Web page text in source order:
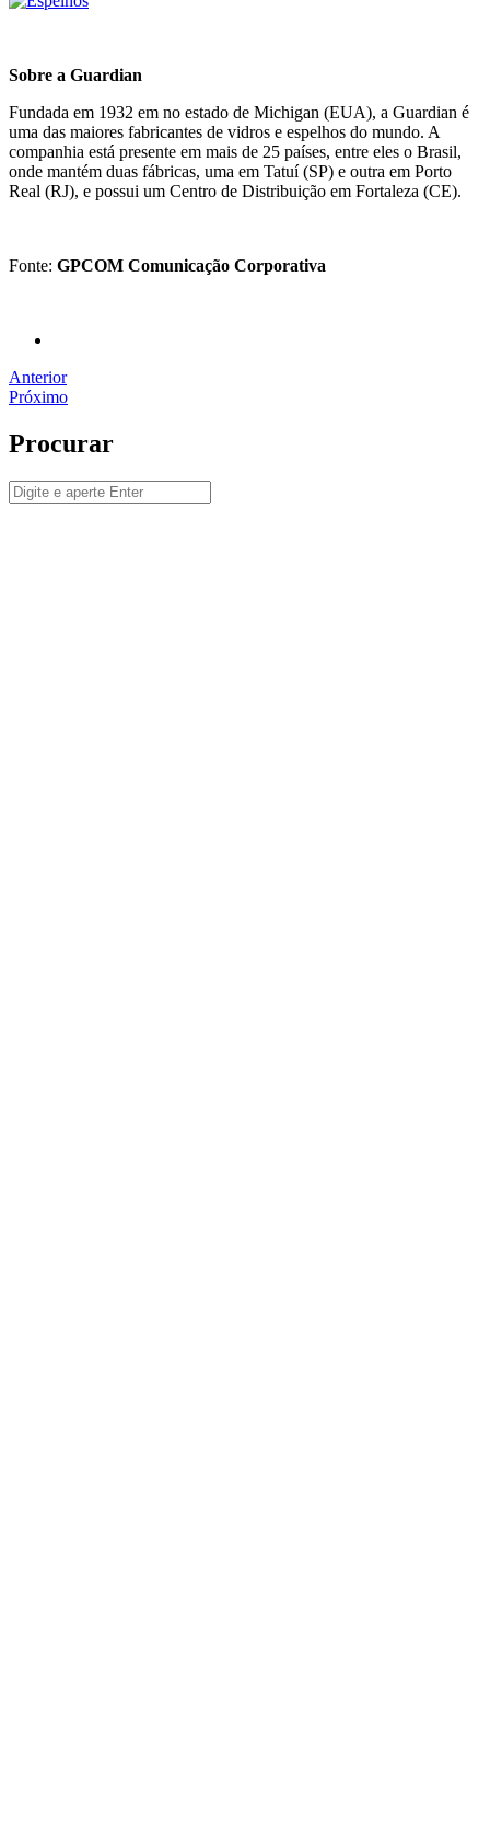
Sobre a Guardian
Fundada em 1932 em no estado de Michigan (EUA), a Guardian é
uma das maiores fabricantes de vidros e espelhos do mundo. A
companhia está presente em mais de 25 países, entre eles o Brasil,
onde mantém duas fábricas, uma em Tatuí (SP) e outra em Porto
Real (RJ), e possui um Centro de Distribuição em Fortaleza (CE).
Fonte: GPCOM Comunicação Corporativa
Anterior
Próximo
Procurar